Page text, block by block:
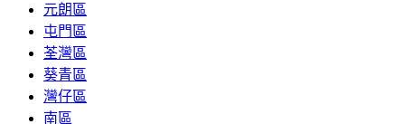
元朗區
屯門區
荃灣區
葵青區
灣仔區
南區